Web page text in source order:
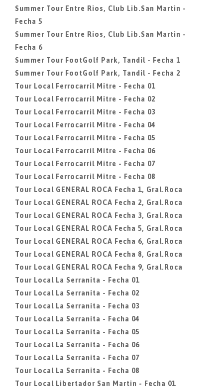
Summer Tour Entre Rios, Club Lib.San Martin -
Fecha 5
Summer Tour Entre Rios, Club Lib.San Martin -
Fecha 6
Summer Tour FootGolf Park, Tandil - Fecha 1
Summer Tour FootGolf Park, Tandil - Fecha 2
Tour Local Ferrocarril Mitre - Fecha 01
Tour Local Ferrocarril Mitre - Fecha 02
Tour Local Ferrocarril Mitre - Fecha 03
Tour Local Ferrocarril Mitre - Fecha 04
Tour Local Ferrocarril Mitre - Fecha 05
Tour Local Ferrocarril Mitre - Fecha 06
Tour Local Ferrocarril Mitre - Fecha 07
Tour Local Ferrocarril Mitre - Fecha 08
Tour Local GENERAL ROCA Fecha 1, Gral.Roca
Tour Local GENERAL ROCA Fecha 2, Gral.Roca
Tour Local GENERAL ROCA Fecha 3, Gral.Roca
Tour Local GENERAL ROCA Fecha 5, Gral.Roca
Tour Local GENERAL ROCA Fecha 6, Gral.Roca
Tour Local GENERAL ROCA Fecha 8, Gral.Roca
Tour Local GENERAL ROCA Fecha 9, Gral.Roca
Tour Local La Serranita - Fecha 01
Tour Local La Serranita - Fecha 02
Tour Local La Serranita - Fecha 03
Tour Local La Serranita - Fecha 04
Tour Local La Serranita - Fecha 05
Tour Local La Serranita - Fecha 06
Tour Local La Serranita - Fecha 07
Tour Local La Serranita - Fecha 08
Tour Local Libertador San Martin - Fecha 01